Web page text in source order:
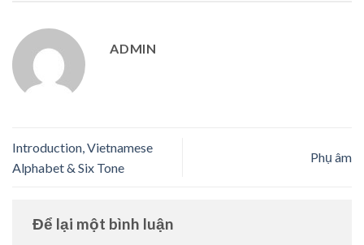
ADMIN
Introduction, Vietnamese
Alphabet & Six Tone
Phụ âm
Để lại một bình luận